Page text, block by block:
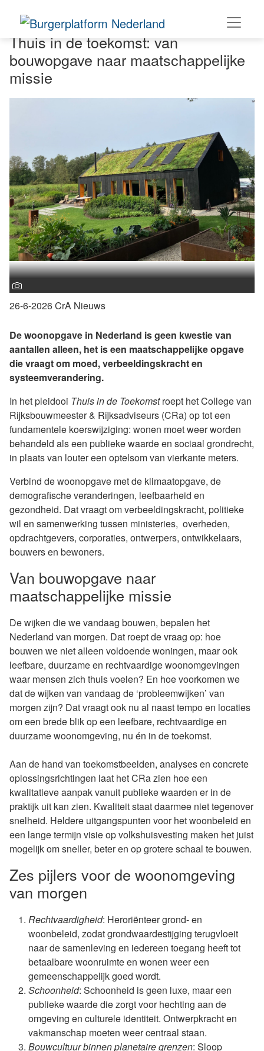
Thuis in de toekomst: van
bouwopgave naar maatschappelijke
missie
26-6-2026 CrA Nieuws
De woonopgave in Nederland is geen kwestie van
aantallen alleen, het is een maatschappelijke opgave
die vraagt om moed, verbeeldingskracht en
systeemverandering.
In het pleidooi Thuis in de Toekomstroept het College van
Rijksbouwmeester & Rijksadviseurs (CRa) op tot een
fundamentele koerswijziging: wonen moet weer worden
behandeld als een publieke waarde en sociaal grondrecht,
in plaats van louter een optelsom van vierkante meters.
Verbind de woonopgave met de klimaatopgave, de
demografische veranderingen, leefbaarheid en
gezondheid. Dat vraagt om verbeeldingskracht, politieke
wil en samenwerking tussen ministeries, overheden,
opdrachtgevers, corporaties, ontwerpers, ontwikkelaars,
bouwers en bewoners.
Van bouwopgave naar
maatschappelijke missie
De wijken die we vandaag bouwen, bepalen het
Nederland van morgen. Dat roept de vraag op: hoe
bouwen we niet alleen voldoende woningen, maar ook
leefbare, duurzame en rechtvaardige woonomgevingen
waar mensen zich thuis voelen? En hoe voorkomen we
dat de wijken van vandaag de ‘probleemwijken’ van
morgen zijn? Dat vraagt ook nu al naast tempo en locaties
om een brede blik op een leefbare, rechtvaardige en
duurzame woonomgeving, nu én in de toekomst.
Aan de hand van toekomstbeelden, analyses en concrete
oplossingsrichtingen laat het CRa zien hoe een
kwalitatieve aanpak vanuit publieke waarden er in de
praktijk uit kan zien. Kwaliteit staat daarmee niet tegenover
snelheid. Heldere uitgangspunten voor het woonbeleid en
een lange termijn visie op volkshuisvesting maken het juist
mogelijk om sneller, beter en op grotere schaal te bouwen.
Zes pijlers voor de woonomgeving
van morgen
Rechtvaardigheid: Heroriënteer grond- en
woonbeleid, zodat grondwaardestijging terugvloeit
naar de samenleving en iedereen toegang heeft tot
betaalbare woonruimte en wonen weer een
gemeenschappelijk goed wordt.
Schoonheid: Schoonheid is geen luxe, maar een
publieke waarde die zorgt voor hechting aan de
omgeving en culturele identiteit. Ontwerpkracht en
vakmanschap moeten weer centraal staan.
Bouwcultuur binnen planetaire grenzen: Sloop